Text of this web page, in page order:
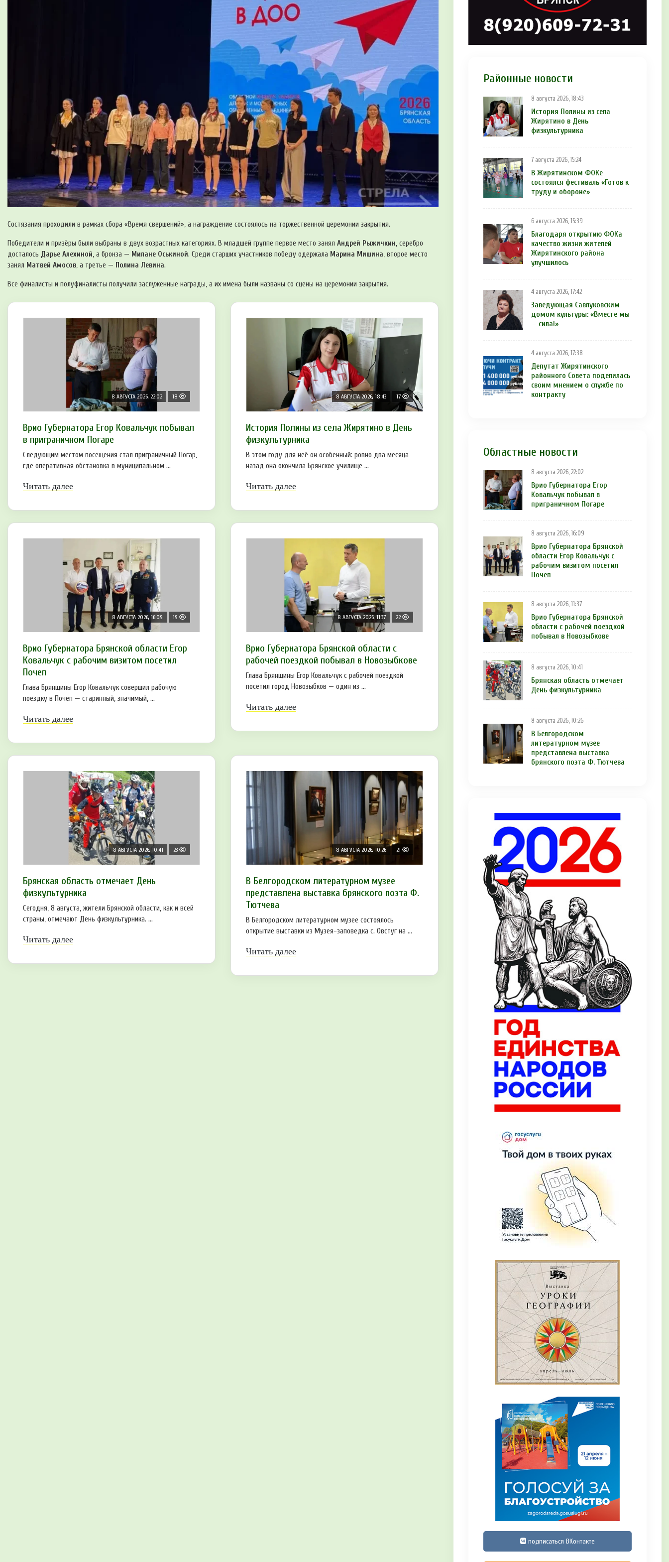
Состязания проходили в рамках сбора «Время свершений», а награждение состоялось на торжественной церемонии закрытия.
Победители и призёры были выбраны в двух возрастных категориях. В младшей группе первое место занял Андрей Рыжичкин, серебро
досталось Дарье Алехиной, а бронза — Милане Оськиной. Среди старших участников победу одержала Марина Мишина, второе место
занял Матвей Амосов, а третье — Полина Левина.
Все финалисты и полуфиналисты получили заслуженные награды, а их имена были названы со сцены на церемонии закрытия.
8 АВГУСТА 2026, 22:02 18
Врио Губернатора Егор Ковальчук побывал
в приграничном Погаре
Следующим местом посещения стал приграничный Погар,
где оперативная обстановка в муниципальном ...
Читать далее
8 АВГУСТА 2026, 18:43 17
История Полины из села Жирятино в День
физкультурника
В этом году для неё он особенный: ровно два месяца
назад она окончила Брянское училище ...
Читать далее
8 АВГУСТА 2026, 16:09 19
Врио Губернатора Брянской области Егор
Ковальчук с рабочим визитом посетил
Почеп
Глава Брянщины Егор Ковальчук совершил рабочую
поездку в Почеп — старинный, значимый, ...
Читать далее
8 АВГУСТА 2026, 11:37 22
Врио Губернатора Брянской области с
рабочей поездкой побывал в Новозыбкове
Глава Брянщины Егор Ковальчук с рабочей поездкой
посетил город Новозыбков — один из ...
Читать далее
8 АВГУСТА 2026, 10:41 23
Брянская область отмечает День
физкультурника
Сегодня, 8 августа, жители Брянской области, как и всей
страны, отмечают День физкультурника. ...
Читать далее
8 АВГУСТА 2026, 10:26 21
В Белгородском литературном музее
представлена выставка брянского поэта Ф.
Тютчева
В Белгородском литературном музее состоялось
открытие выставки из Музея-заповедка с. Овстуг на ...
Читать далее
Районные новости
8 августа 2026, 18:43
История Полины из села
Жирятино в День
физкультурника
7 августа 2026, 15:24
В Жирятинском ФОКе
состоялся фестиваль «Готов к
труду и обороне»
6 августа 2026, 15:39
Благодаря открытию ФОКа
качество жизни жителей
Жирятинского района
улучшилось
4 августа 2026, 17:42
Заведующая Савлуковским
домом культуры: «Вместе мы
— сила!»
4 августа 2026, 17:38
Депутат Жирятинского
районного Совета поделилась
своим мнением о службе по
контракту
Областные новости
8 августа 2026, 22:02
Врио Губернатора Егор
Ковальчук побывал в
приграничном Погаре
8 августа 2026, 16:09
Врио Губернатора Брянской
области Егор Ковальчук с
рабочим визитом посетил
Почеп
8 августа 2026, 11:37
Врио Губернатора Брянской
области с рабочей поездкой
побывал в Новозыбкове
8 августа 2026, 10:41
Брянская область отмечает
День физкультурника
8 августа 2026, 10:26
В Белгородском
литературном музее
представлена выставка
брянского поэта Ф. Тютчева
подписаться ВКонтакте